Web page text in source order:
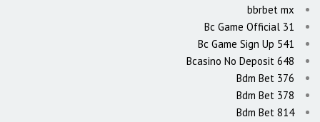
bbrbet mx
Bc Game Official 31
Bc Game Sign Up 541
Bcasino No Deposit 648
Bdm Bet 376
Bdm Bet 378
Bdm Bet 814